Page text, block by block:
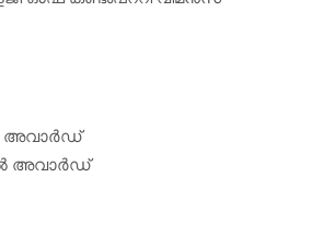
അവാര്‍ഡ്
അവാര്‍ഡ്